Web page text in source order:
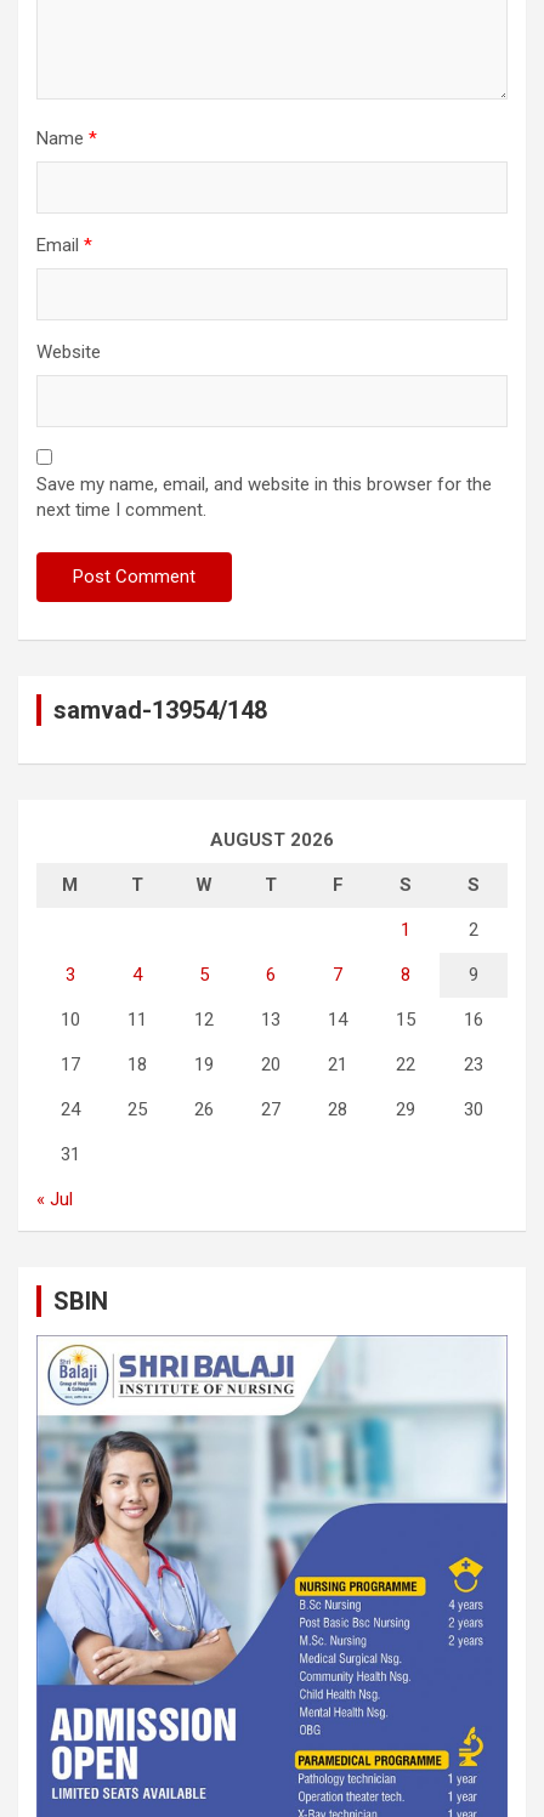
Name *
Email *
Website
Save my name, email, and website in this browser for the
next time I comment.
samvad-13954/148
AUGUST 2026
M T W T F S S
1 2
3 4 5 6 7 8 9
10 11 12 13 14 15 16
17 18 19 20 21 22 23
24 25 26 27 28 29 30
31
« Jul
SBIN